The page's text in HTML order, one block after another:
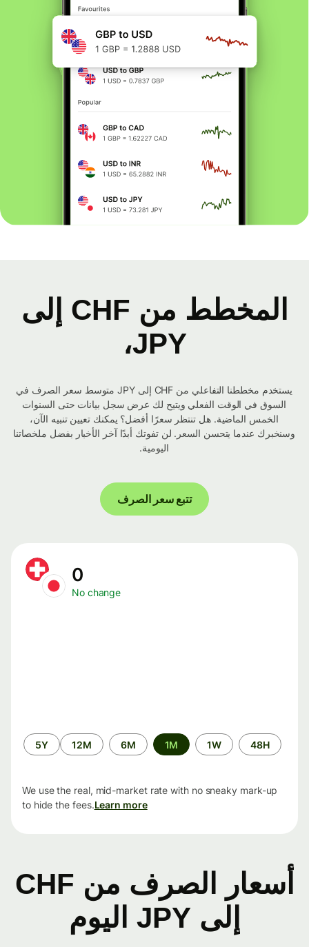
المخطط من CHF إلى
JPY،
يستخدم مخططنا التفاعلي من CHF إلى JPY متوسط ​​سعر الصرف في
السوق في الوقت الفعلي ويتيح لك عرض سجل بيانات حتى السنوات
الخمس الماضية. هل تنتظر سعرًا أفضل؟ يمكنك تعيين تنبيه الآن،
وسنخبرك عندما يتحسن السعر. لن تفوتك أبدًا آخر الأخبار بفضل ملخصاتنا
اليومية.
تتبع سعر الصرف
No change
الفترة
الزمنية
48H
1W
1M
6M
12M
5Y
We use the real, mid-market rate with no sneaky mark-up
to hide the fees.Learn more
أسعار الصرف من CHF
إلى JPY اليوم